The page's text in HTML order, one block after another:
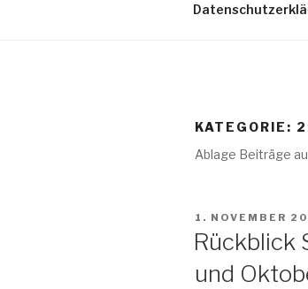
KATEGORIE:
Ablage Beiträge
1. NOVEMBER
Rückblick
und